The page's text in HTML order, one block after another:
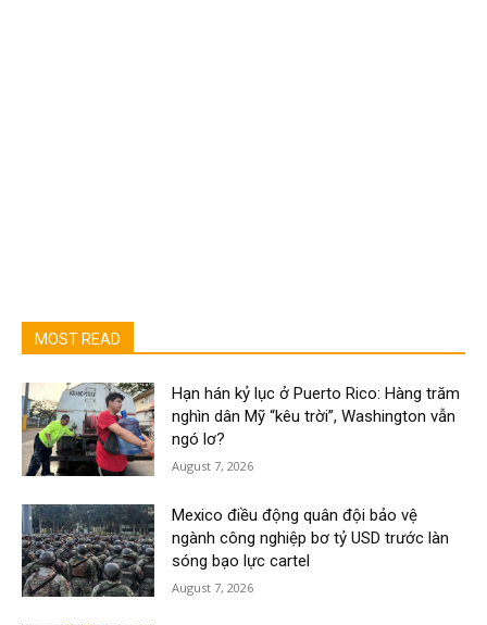
MOST READ
Hạn hán kỷ lục ở Puerto Rico: Hàng trăm
nghìn dân Mỹ “kêu trời”, Washington vẫn
ngó lơ?
August 7, 2026
Mexico điều động quân đội bảo vệ
ngành công nghiệp bơ tỷ USD trước làn
sóng bạo lực cartel
August 7, 2026